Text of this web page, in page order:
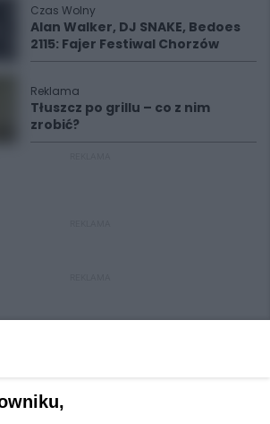
Czas Wolny
Alan Walker, DJ SNAKE, Bedoes
2115: Fajer Festiwal Chorzów
Reklama
Tłuszcz po grillu – co z nim
zrobić?